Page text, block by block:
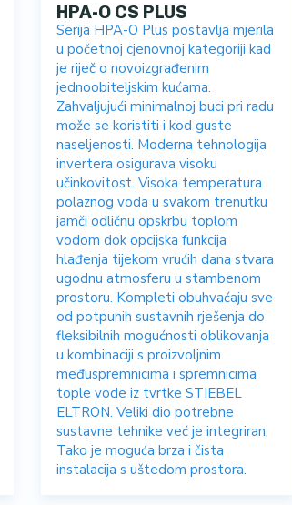
HPA-O CS PLUS
Serija HPA-O Plus postavlja mjerila
u početnoj cjenovnoj kategoriji kad
je riječ o novoizgrađenim
jednoobiteljskim kućama.
Zahvaljujući minimalnoj buci pri radu
može se koristiti i kod guste
naseljenosti. Moderna tehnologija
invertera osigurava visoku
učinkovitost. Visoka temperatura
polaznog voda u svakom trenutku
jamči odličnu opskrbu toplom
vodom dok opcijska funkcija
hlađenja tijekom vrućih dana stvara
ugodnu atmosferu u stambenom
prostoru. Kompleti obuhvaćaju sve
od potpunih sustavnih rješenja do
fleksibilnih mogućnosti oblikovanja
u kombinaciji s proizvoljnim
međuspremnicima i spremnicima
tople vode iz tvrtke STIEBEL
ELTRON. Veliki dio potrebne
sustavne tehnike već je integriran.
Tako je moguća brza i čista
instalacija s uštedom prostora.